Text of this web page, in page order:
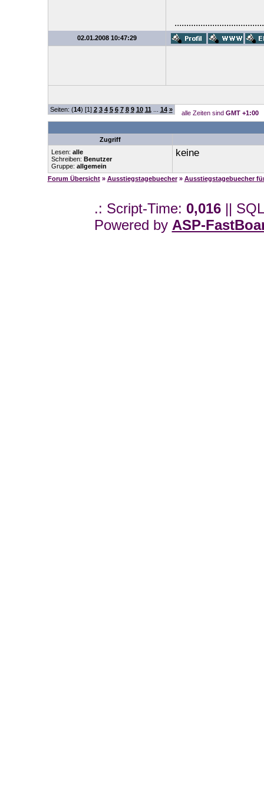
02.01.2008 10:47:29
Seiten: (14) [1] 2 3 4 5 6 7 8 9 10 11 14 » alle Zeiten sind GMT +1:00
Zugriff
Lesen: alle
Schreiben: Benutzer
Gruppe: allgemein
keine
Forum Übersicht » Ausstiegstagebuecher » Ausstiegstagebuecher
.: Script-Time: 0,016||
Powered by ASP-